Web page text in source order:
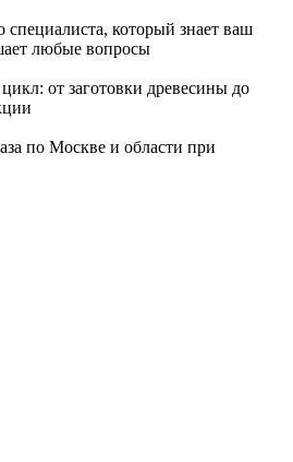
специалиста, который знает ваш
любые вопросы
от заготовки древесины до
по Москве и области при